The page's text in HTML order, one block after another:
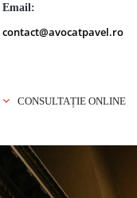
Email:
contact@avocatpavel.ro
CONSULTAȚIE ONLINE